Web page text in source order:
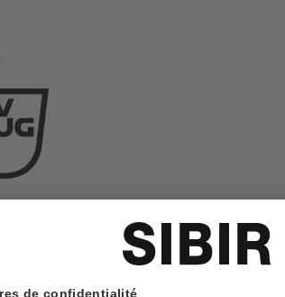
demander plus d'informations sur ce